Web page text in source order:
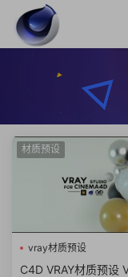
材质预设
vray材质预设
C4D VRAY材质预设